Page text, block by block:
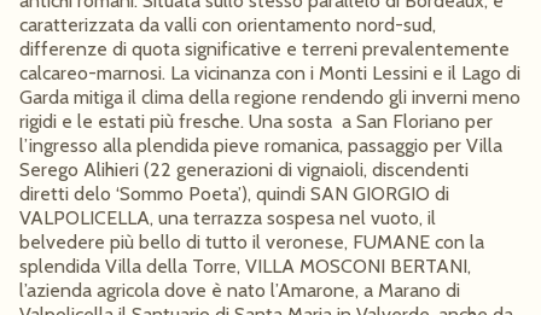
caratterizzata da valli con orientamento nord-sud,
differenze di quota significative e terreni prevalentemente
calcareo-marnosi. La vicinanza con i Monti Lessini e il Lago di
Garda mitiga il clima della regione rendendo gli inverni meno
rigidi e le estati più fresche. Una sosta a San Floriano per
l’ingresso alla plendida pieve romanica, passaggio per Villa
Serego Alihieri (22 generazioni di vignaioli, discendenti
diretti delo ‘Sommo Poeta’), quindi SAN GIORGIO di
VALPOLICELLA, una terrazza sospesa nel vuoto, il
belvedere più bello di tutto il veronese, FUMANE con la
splendida Villa della Torre, VILLA MOSCONI BERTANI,
l’azienda agricola dove è nato l’Amarone, a Marano di